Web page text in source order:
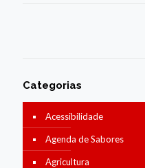
Categorias
Acessibilidade
Agenda de Sabores
Agricultura